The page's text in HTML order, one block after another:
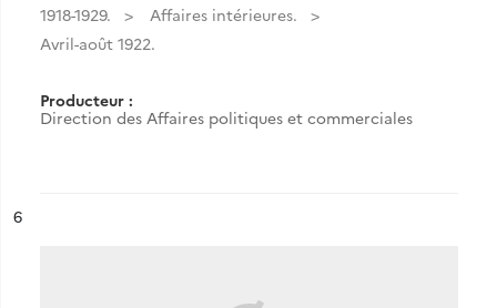
1918-1929.
Affaires intérieures.
Avril-août 1922.
Producteur :
Direction des Affaires politiques et commerciales
n°
6